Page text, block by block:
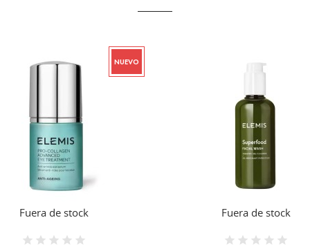
NUEVO
Fuera de stock Fuera de stock